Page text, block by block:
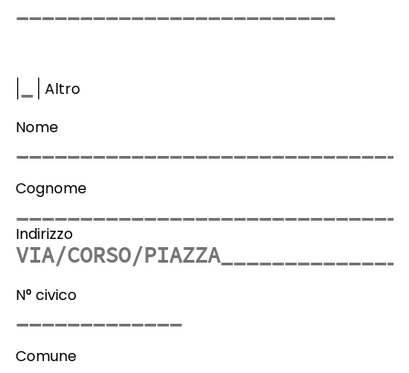
| | Altro
Nome
Cognome
Indirizzo
N° civico
Comune